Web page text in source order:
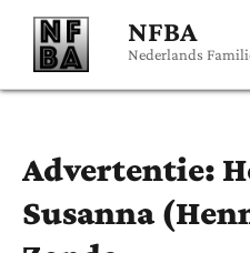
NFBA
Nederlands
Advertentie:
Susanna